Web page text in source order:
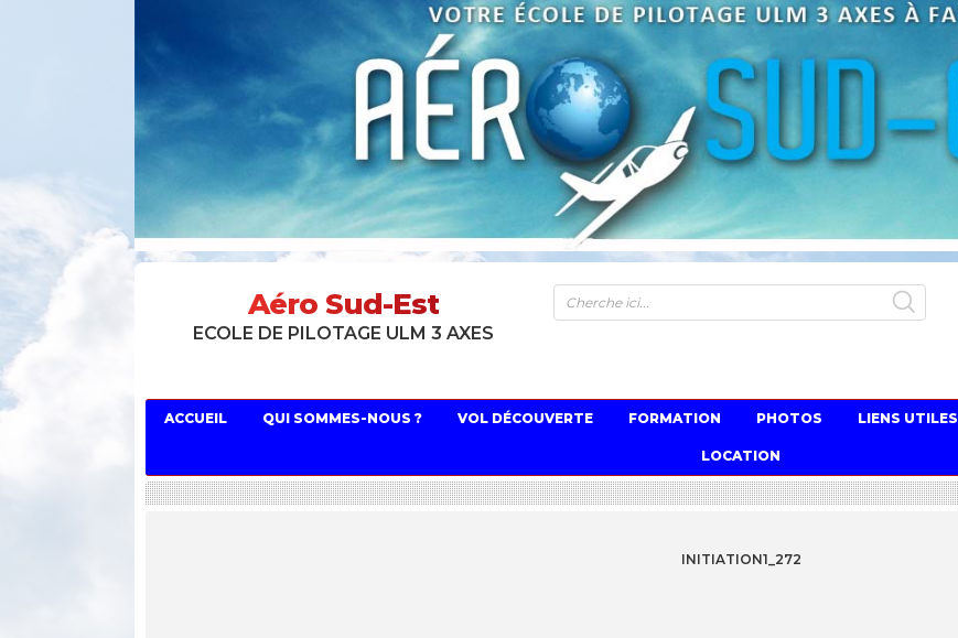
Aéro Sud-Est
ECOLE DE PILOTAGE ULM 3 AXES
ACCUEIL QUI SOMMES-NOUS ? VOL DÉCOUVERTE FORMATION PHOTOS LIENS UTILES
LOCATION
INITIATION1_272